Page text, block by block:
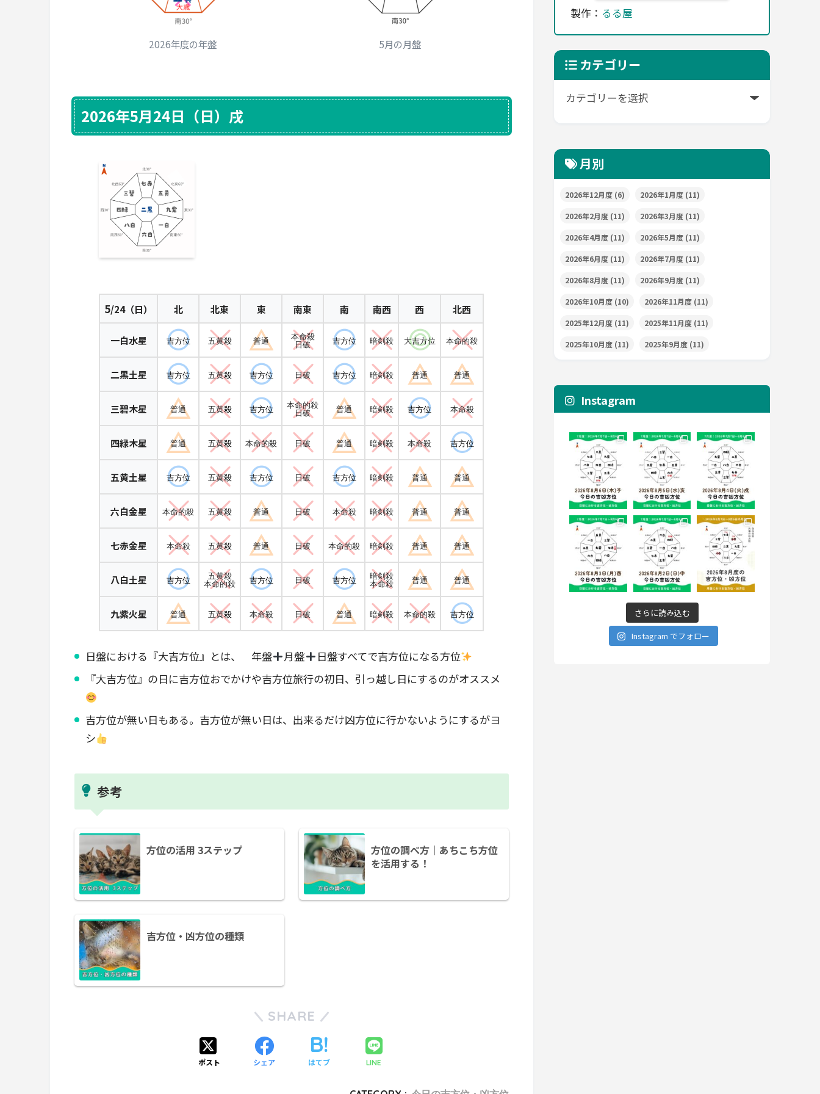
2026年度の年盤 5月の月盤
2026年5月24日（日）戌
5/24（日） 北 北東 東 南東 南 南西 西 北西
一白水星 吉方位 五黄殺 普通
本命殺
日破
吉方位 暗剣殺 大吉方位 本命的殺
二黒土星 吉方位 五黄殺 吉方位 日破 吉方位 暗剣殺 普通 普通
三碧木星 普通 五黄殺 吉方位
本命的殺
日破
普通 暗剣殺 吉方位 本命殺
四緑木星 普通 五黄殺 本命的殺 日破 普通 暗剣殺 本命殺 吉方位
五黄土星 吉方位 五黄殺 吉方位 日破 吉方位 暗剣殺 普通 普通
六白金星 本命的殺 五黄殺 普通 日破 本命殺 暗剣殺 普通 普通
七赤金星 本命殺 五黄殺 普通 日破 本命的殺 暗剣殺 普通 普通
八白土星 吉方位
五黄殺
本命的殺
吉方位 日破 吉方位
暗剣殺
本命殺
普通 普通
九紫火星 普通 五黄殺 本命殺 日破 普通 暗剣殺 本命的殺 吉方位
日盤における『大吉方位』とは、 年盤 月盤
日盤すべてで吉方位になる方位
『大吉方位』の日に吉方位おでかけや吉方位旅行の初日、引っ越し日にするのがオススメ
吉方位が無い日もある。吉方位が無い日は、出来るだけ凶方位に行かないようにするがヨ
シ
参考
方位の活用 3ステップ
方位の調べ方｜あちこち方位
を活用する！
吉方位・凶方位の種類
SHARE
ポスト シェア はてブ LINE
製作： るる屋
カテゴリー
月別
2026年12月度 (6) 2026年1月度 (11)
2026年2月度 (11) 2026年3月度 (11)
2026年4月度 (11) 2026年5月度 (11)
2026年6月度 (11) 2026年7月度 (11)
2026年8月度 (11) 2026年9月度 (11)
2026年10月度 (10) 2026年11月度 (11)
2025年12月度 (11) 2025年11月度 (11)
2025年10月度 (11) 2025年9月度 (11)
Instagram
さらに読み込む
Instagram でフォロー